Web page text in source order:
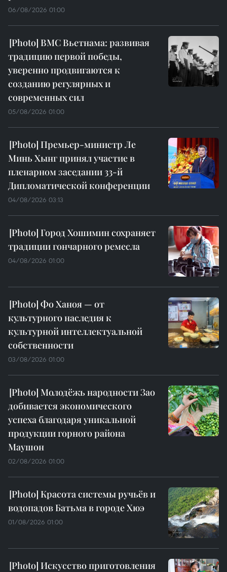
06/08/2026 01:00
ВМС Вьетнама: развивая
традицию первой победы,
уверенно продвигаются к
созданию регулярных и
современных сил
05/08/2026 01:00
Премьер-министр Ле
Минь Хынг принял участие в
пленарном заседании 33-й
Дипломатической конференции
04/08/2026 03:13
Город Хошимин сохраняет
традиции гончарного ремесла
04/08/2026 01:00
Фо Ханоя — от
культурного наследия к
культурной интеллектуальной
собственности
03/08/2026 01:00
Молодёжь народности Зао
добивается экономического
успеха благодаря уникальной
продукции горного района
Маушон
02/08/2026 01:00
Красота системы ручьёв и
водопадов Батьма в городе Хюэ
01/08/2026 01:00
Искусство приготовления